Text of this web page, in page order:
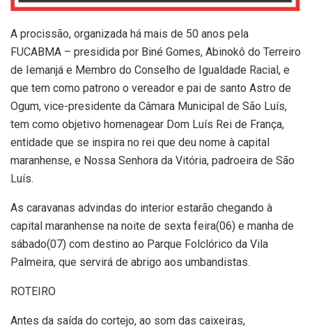
A procissão, organizada há mais de 50 anos pela
FUCABMA – presidida por Biné Gomes, Abinokô do Terreiro
de Iemanjá e Membro do Conselho de Igualdade Racial, e
que tem como patrono o vereador e pai de santo Astro de
Ogum, vice-presidente da Câmara Municipal de São Luís,
tem como objetivo homenagear Dom Luís Rei de França,
entidade que se inspira no rei que deu nome à capital
maranhense, e Nossa Senhora da Vitória, padroeira de São
Luís.
As caravanas advindas do interior estarão chegando à
capital maranhense na noite de sexta feira(06) e manha de
sábado(07) com destino ao Parque Folclórico da Vila
Palmeira, que servirá de abrigo aos umbandistas.
ROTEIRO
Antes da saída do cortejo, ao som das caixeiras,